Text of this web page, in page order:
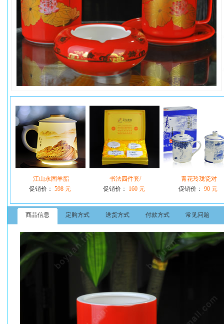
江山永固羊脂
促销价： 598 元
书法四件套/
促销价：
160 元
青花玲珑瓷对
促销价： 90 元
商品信息 定购方式 送货方式 付款方式 常见问题